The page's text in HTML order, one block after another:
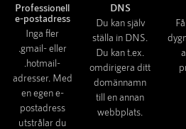
Professionell
e-postadress
Inga fler
.gmail- eller
.hotmail-
adresser. Med
en egen e-
postadress
utstrålar du
DNS
Du kan själv
ställa in DNS.
Du kan t.ex.
omdirigera ditt
domännamn
till en annan
webbplats.